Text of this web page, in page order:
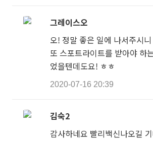
그레이스오
오! 정말 좋은 일에 나서주시
또 스포트라이트를 받아야 하
었을텐데도요! ㅎㅎ
2020-07-16 20:39
김숙2
감사하네요 빨리백신나오길